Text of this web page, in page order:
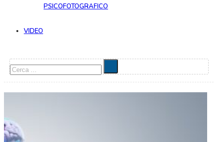
PSICOFOTOGRAFICO
VIDEO
Cerca